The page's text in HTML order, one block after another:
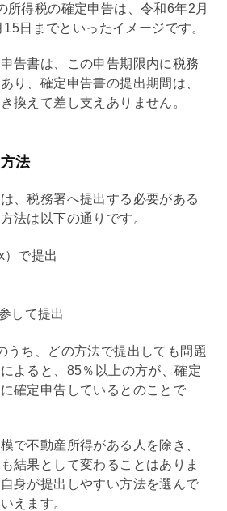
所得税の確定申告は、令和6年2月
日までといったイメージです。
告書は、この申告期限内に税務
り、確定申告書の提出期間は、
換えて差し支えありません。
法
、税務署へ提出する必要がある
法は以下の通りです。
）で提出
して提出
うち、どの方法で提出しても問題
よると、85％以上の方が、確定
確定申告しているとのことで
で不動産所得がある人を除き、
結果として変わることはありま
身が提出しやすい方法を選んで
えます。